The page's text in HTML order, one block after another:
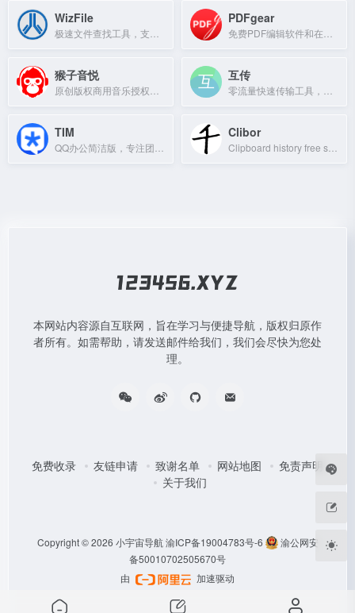
WizFile PDFgear
猴子音悦 互传
TIM Clibor
本网站内容源自互联网，旨在学习与便捷导航，版权归原作
者所有。如需帮助，请发送邮件给我们，我们会尽快为您处
理。
免费收录 友链申请 致谢名单 网站地图
免责声明
关于我们
Copyright © 2026 小宇宙导航 渝ICP备19004783号-6
渝公网安
备50010702505670号
由
加速驱动